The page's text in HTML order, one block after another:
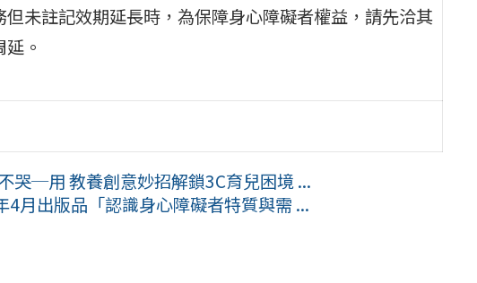
未註記效期延長時，為保障身心障礙者權益，請先洽其
。
哭─用 教養創意妙招解鎖3C育兒困境 ...
月出版品「認識身心障礙者特質與需 ...